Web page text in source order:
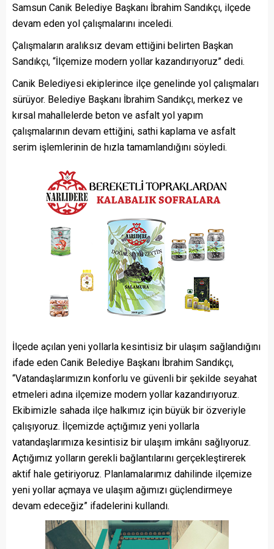
Samsun Canik Belediye Başkanı İbrahim Sandıkçı, ilçede
devam eden yol çalışmalarını inceledi.
Çalışmaların aralıksız devam ettiğini belirten Başkan
Sandıkçı, “İlçemize modern yollar kazandırıyoruz” dedi.
Canik Belediyesi ekiplerince ilçe genelinde yol çalışmaları
sürüyor. Belediye Başkanı İbrahim Sandıkçı, merkez ve
kırsal mahallelerde beton ve asfalt yol yapım
çalışmalarının devam ettiğini, sathi kaplama ve asfalt
serim işlemlerinin de hızla tamamlandığını söyledi.
İlçede açılan yeni yollarla kesintisiz bir ulaşım sağlandığını
ifade eden Canik Belediye Başkanı İbrahim Sandıkçı,
“Vatandaşlarımızın konforlu ve güvenli bir şekilde seyahat
etmeleri adına ilçemize modern yollar kazandırıyoruz.
Ekibimizle sahada ilçe halkımız için büyük bir özveriyle
çalışıyoruz. İlçemizde açtığımız yeni yollarla
vatandaşlarımıza kesintisiz bir ulaşım imkânı sağlıyoruz.
Açtığımız yolların gerekli bağlantılarını gerçekleştirerek
aktif hale getiriyoruz. Planlamalarımız dahilinde ilçemize
yeni yollar açmaya ve ulaşım ağımızı güçlendirmeye
devam edeceğiz” ifadelerini kullandı.